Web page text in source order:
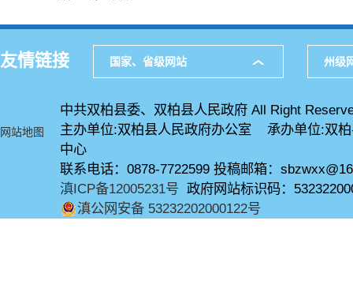
友情链接 国家、省级网站 州级
网站地图
中共双柏县委、双柏县人民政府 All Right
主办单位:双柏县人民政府办公室 承办单位:双
中心
联系电话：0878-7722599 投稿邮箱：
滇ICP备12005231号 政府网站标识码：
滇公网安备 53232202000122号